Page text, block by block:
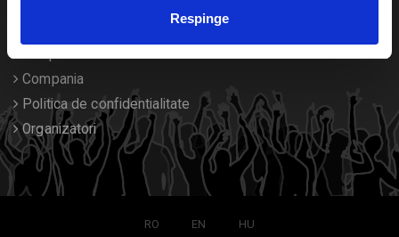
Respinge
Despre Cookies
Compania
Politica de confidentialitate
Organizatori
RO EN HU